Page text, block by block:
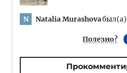
N Natalia Murashovaбыл(а)
Полезно?